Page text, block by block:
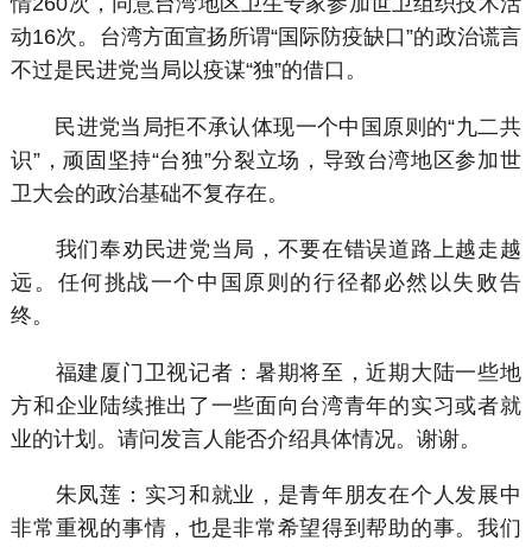
动16次。台湾方面宣扬所谓“国际防疫缺口”的政治谎言
不过是民进党当局以疫谋“独”的借口。
民进党当局拒不承认体现一个中国原则的“九二共
识”，顽固坚持“台独”分裂立场，导致台湾地区参加世
卫大会的政治基础不复存在。
我们奉劝民进党当局，不要在错误道路上越走越
远。任何挑战一个中国原则的行径都必然以失败告
终。
福建厦门卫视记者：暑期将至，近期大陆一些地
方和企业陆续推出了一些面向台湾青年的实习或者就
业的计划。请问发言人能否介绍具体情况。谢谢。
朱凤莲：实习和就业，是青年朋友在个人发展中
非常重视的事情，也是非常希望得到帮助的事。我们